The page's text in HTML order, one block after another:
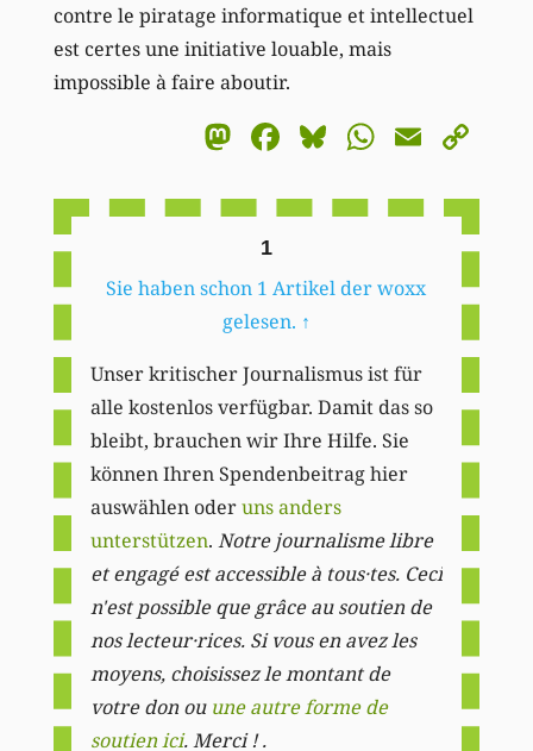
contre le piratage informatique et intellectuel
est certes une initiative louable, mais
impossible à faire aboutir.
Mastodon
Facebook
BlueskyEmail
1
Sie haben schon 1 Artikel der woxx
gelesen. ↑
Unser kritischer Journalismus ist für
alle kostenlos verfügbar. Damit das so
bleibt, brauchen wir Ihre Hilfe. Sie
können Ihren Spendenbeitrag hier
auswählen oderuns anders
unterstützen. Notre journalisme libre
et engagé est accessible à tous·tes. Ceci
n'est possible que grâce au soutien de
nos lecteur·rices. Si vous en avez les
moyens, choisissez le montant de
votre don ou une autre forme de
soutien ici. Merci ! .